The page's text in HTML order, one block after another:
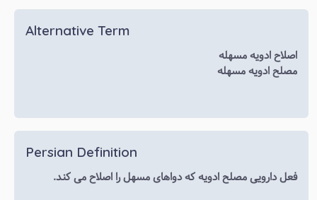
Alternative Term
اصلاح ادویه مسهله
مصلح ادویه مسهله
Persian Definition
فعل دارویی مصلح ادویه که دواهای مسهل را اصلاح می کند.